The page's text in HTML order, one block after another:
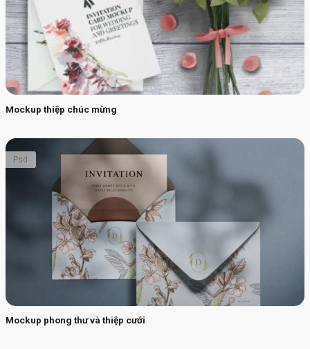
Mockup thiệp chúc mừng
Mockup phong thư và thiệp cưới
Psd